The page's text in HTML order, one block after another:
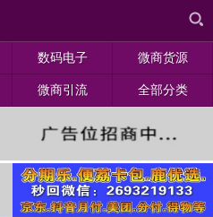
数码电子 微商货源
微商引流 全部分类